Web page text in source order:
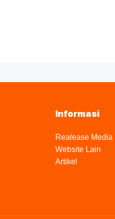
Informasi
Realease Media
Website Lain
Artikel